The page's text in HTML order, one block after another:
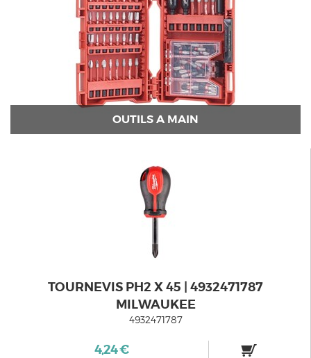
OUTILS A MAIN
TOURNEVIS PH2 X 45 | 4932471787
MILWAUKEE
4932471787
4,24 €